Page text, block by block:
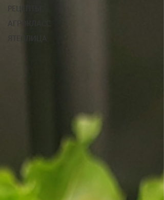
РЕЦЕПТЫ
ЯТЕПЛИЦА